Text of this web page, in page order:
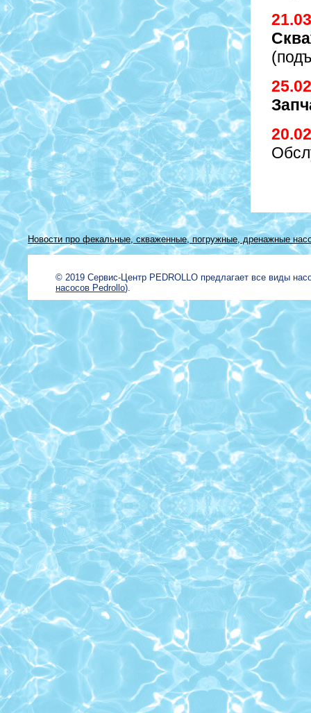
Новости про фекальные, скваженные, погружные, дренажные
© 2019 Сервис-Центр PEDROLLO предлагает все виды
насосов Pedrollo).